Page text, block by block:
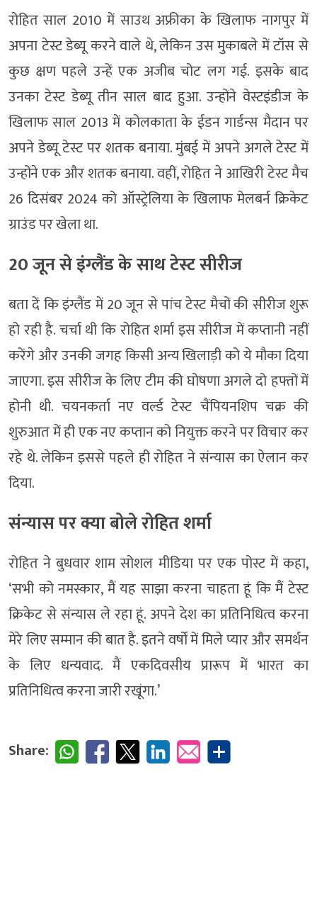
रोहित साल 2010 में साउथ अफ्रीका के खिलाफ नागपुर में
अपना टेस्ट डेब्यू करने वाले थे, लेकिन उस मुकाबले में टॉस से
कुछ क्षण पहले उन्हें एक अजीब चोट लग गई. इसके बाद
उनका टेस्ट डेब्यू तीन साल बाद हुआ. उन्होंने वेस्टइंडीज के
खिलाफ साल 2013 में कोलकाता के ईडन गार्डन्स मैदान पर
अपने डेब्यू टेस्ट पर शतक बनाया. मुंबई में अपने अगले टेस्ट में
उन्होंने एक और शतक बनाया. वहीं, रोहित ने आखिरी टेस्ट मैच
26 दिसंबर 2024 को ऑस्ट्रेलिया के खिलाफ मेलबर्न क्रिकेट
ग्राउंड पर खेला था.
20 जून से इंग्लैंड के साथ टेस्ट सीरीज
बता दें कि इंग्लैंड में 20 जून से पांच टेस्ट मैचों की सीरीज शुरू
हो रही है. चर्चा थी कि रोहित शर्मा इस सीरीज में कप्तानी नहीं
करेंगे और उनकी जगह किसी अन्य खिलाड़ी को ये मौका दिया
जाएगा. इस सीरीज के लिए टीम की घोषणा अगले दो हफ्तों में
होनी थी. चयनकर्ता नए वर्ल्ड टेस्ट चैंपियनशिप चक्र की
शुरुआत में ही एक नए कप्तान को नियुक्त करने पर विचार कर
रहे थे. लेकिन इससे पहले ही रोहित ने संन्यास का ऐलान कर
दिया.
संन्यास पर क्या बोले रोहित शर्मा
रोहित ने बुधवार शाम सोशल मीडिया पर एक पोस्ट में कहा,
‘सभी को नमस्कार, मैं यह साझा करना चाहता हूं कि मैं टेस्ट
क्रिकेट से संन्यास ले रहा हूं. अपने देश का प्रतिनिधित्व करना
मेरे लिए सम्मान की बात है. इतने वर्षों में मिले प्यार और समर्थन
के लिए धन्यवाद. मैं एकदिवसीय प्रारूप में भारत का
प्रतिनिधित्व करना जारी रखूंगा.’
Share: